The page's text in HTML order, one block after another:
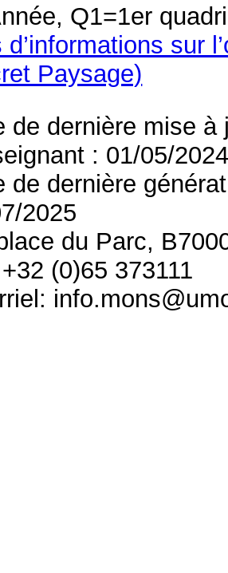
Q1=1er
d’informations sur
Paysage)
de dernière mise
: 01/05/
de dernière
2025
du Parc,
(0)65 373111